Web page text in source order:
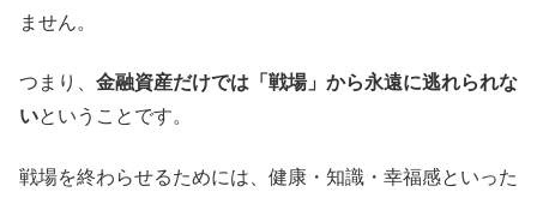
ません。
つまり、 金融資産だけでは「戦場」から永遠に逃れられな
いということです。
戦場を終わらせるためには、健康・知識・幸福感といった